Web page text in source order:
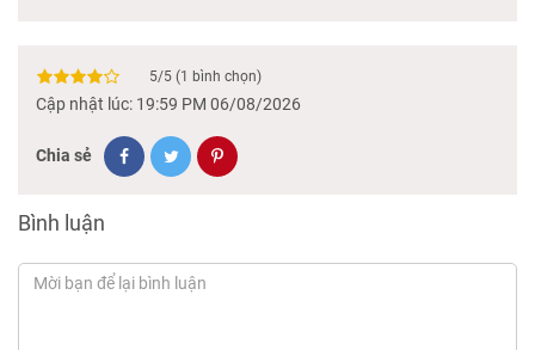
5/5 (1 bình chọn)
Cập nhật lúc: 19:59 PM 06/08/2026
Chia sẻ
Bình luận